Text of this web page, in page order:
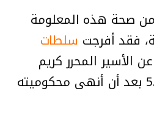
صحة هذه المعلومة
فقد أفرجت سلطات
الأسير المحرر كريم
يونس بتاريخ 5.1.2023 بعد أن أنهى محكوميته